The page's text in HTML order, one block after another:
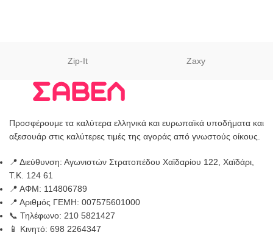
Zip-It Zaxy
Προσφέρουμε τα καλύτερα ελληνικά και ευρωπαϊκά υποδήματα και
αξεσουάρ στις καλύτερες τιμές της αγοράς από γνωστούς οίκους.
📍 Διεύθυνση: Αγωνιστών Στρατοπέδου Χαϊδαρίου 122, Χαϊδάρι,
Τ.Κ. 124 61
📍 ΑΦΜ: 114806789
📍 Αριθμός ΓΕΜΗ: 007575601000
📞 Τηλέφωνο: 210 5821427
📱 Κινητό: 698 2264347